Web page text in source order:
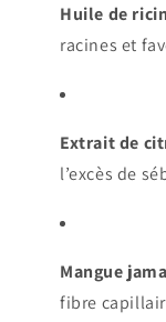
Huile de
racines et
Extrait de
l’excès de
Mangue
fibre